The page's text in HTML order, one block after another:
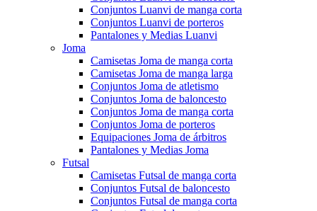
Conjuntos Luanvi de manga corta
Conjuntos Luanvi de porteros
Pantalones y Medias Luanvi
Joma
Camisetas Joma de manga corta
Camisetas Joma de manga larga
Conjuntos Joma de atletismo
Conjuntos Joma de baloncesto
Conjuntos Joma de manga corta
Conjuntos Joma de porteros
Equipaciones Joma de árbitros
Pantalones y Medias Joma
Futsal
Camisetas Futsal de manga corta
Conjuntos Futsal de baloncesto
Conjuntos Futsal de manga corta